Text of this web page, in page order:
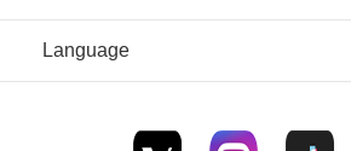
Language